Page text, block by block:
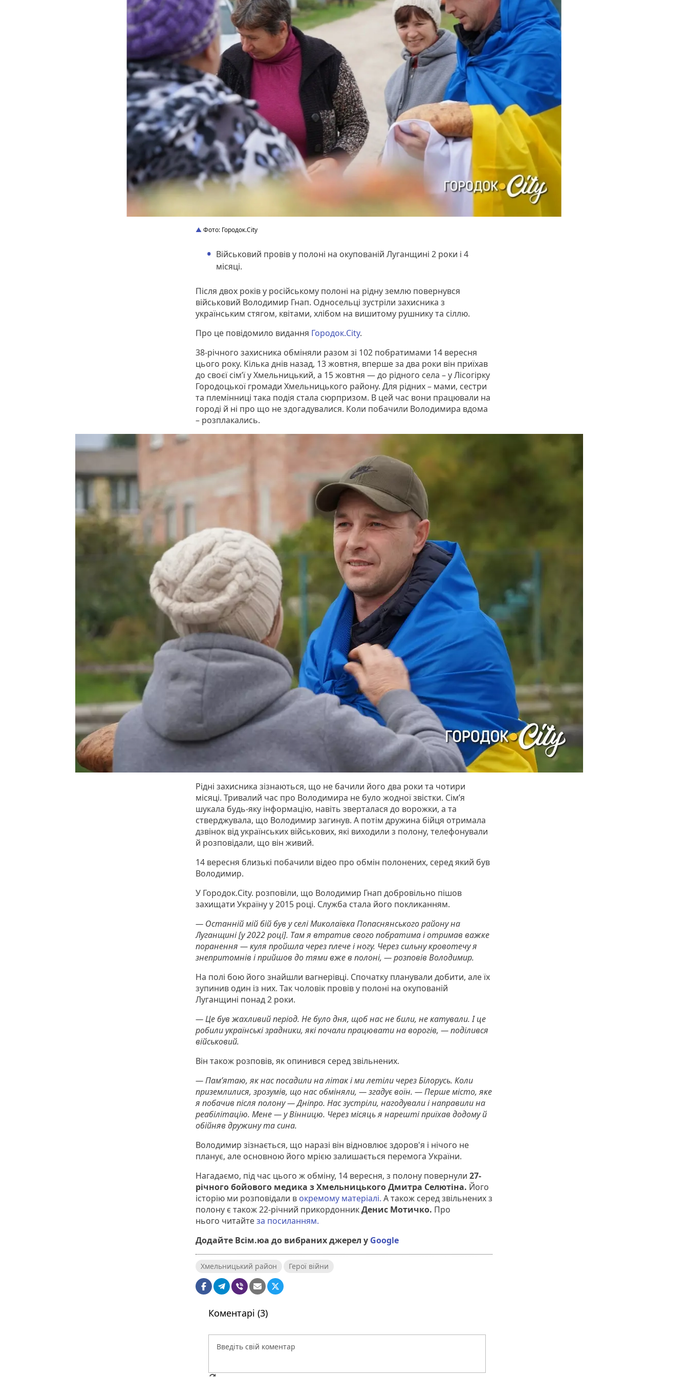
Фото: Городок.City
Військовий провів у полоні на окупованій Луганщині 2 роки і 4
місяці.
Після двох років у російському полоні на рідну землю повернувся
військовий Володимир Гнап. Односельці зустріли захисника з
українським стягом, квітами, хлібом на вишитому рушнику та сіллю.
Про це повідомило видання Городок.City.
38-річного захисника обміняли разом зі 102 побратимами 14 вересня
цього року. Кілька днів назад, 13 жовтня, вперше за два роки він приїхав
до своєї сім’ї у Хмельницький, а 15 жовтня — до рідного села – у Лісогірку
Городоцької громади Хмельницького району. Для рідних – мами, сестри
та племінниці така подія стала сюрпризом. В цей час вони працювали на
городі й ні про що не здогадувалися. Коли побачили Володимира вдома
– розплакались.
Рідні захисника зізнаються, що не бачили його два роки та чотири
місяці. Тривалий час про Володимира не було жодної звістки. Сім’я
шукала будь-яку інформацію, навіть зверталася до ворожки, а та
стверджувала, що Володимир загинув. А потім дружина бійця отримала
дзвінок від українських військових, які виходили з полону, телефонували
й розповідали, що він живий.
14 вересня близькі побачили відео про обмін полонених, серед який був
Володимир.
У Городок.City. розповіли, що Володимир Гнап добровільно пішов
захищати Україну у 2015 році. Служба стала його покликанням.
— Останній мій бій був у селі Миколаївка Попаснянського району на
Луганщині [у 2022 році]. Там я втратив свого побратима і отримав важке
поранення — куля пройшла через плече і ногу. Через сильну кровотечу я
знепритомнів і прийшов до тями вже в полоні, — розповів Володимир.
На полі бою його знайшли вагнерівці. Спочатку планували добити, але їх
зупинив один із них. Так чоловік провів у полоні на окупованій
Луганщині понад 2 роки.
— Це був жахливий період. Не було дня, щоб нас не били, не катували. І це
робили українські зрадники, які почали працювати на ворогів, — поділився
військовий.
Він також розповів, як опинився серед звільнених.
— Пам’ятаю, як нас посадили на літак і ми летіли через Білорусь. Коли
приземлилися, зрозумів, що нас обміняли, — згадує воїн. — Перше місто, яке
я побачив після полону — Дніпро. Нас зустріли, нагодували і направили на
реабілітацію. Мене — у Вінницю. Через місяць я нарешті приїхав додому й
обійняв дружину та сина.
Володимир зізнається, що наразі він відновлює здоров'я і нічого не
планує, але основною його мрією залишається перемога України.
Нагадаємо, під час цього ж обміну, 14 вересня, з полону повернули 27-
річного бойового медика з Хмельницького Дмитра Селютіна. Його
історію ми розповідали в окремому матеріалі. А також серед звільнених з
полону є також 22-річний прикордонникДенис Мотичко. Про
нього читайтеза посиланням.
Додайте Всім.юа до вибраних джерел у Google
Хмельницький район Герої війни
Коментарі (3)